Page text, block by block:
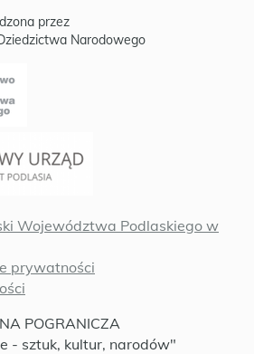
przez
Narodowego
Województwa Podlaskiego w
prywatności
POGRANICZA
- sztuk, kultur, narodów"